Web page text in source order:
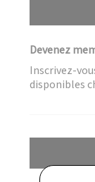
Devenez
Inscrivez-
disponibles